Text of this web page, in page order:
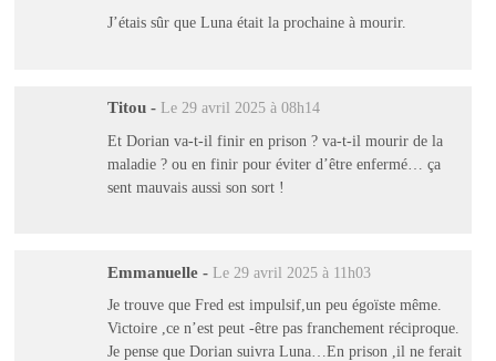
J’étais sûr que Luna était la prochaine à mourir.
Titou - Le 29 avril 2025 à 08h14
Et Dorian va-t-il finir en prison ? va-t-il mourir de la
maladie ? ou en finir pour éviter d’être enfermé… ça
sent mauvais aussi son sort !
Emmanuelle - Le 29 avril 2025 à 11h03
Je trouve que Fred est impulsif,un peu égoïste même.
Victoire ,ce n’est peut -être pas franchement réciproque.
Je pense que Dorian suivra Luna…En prison ,il ne ferait